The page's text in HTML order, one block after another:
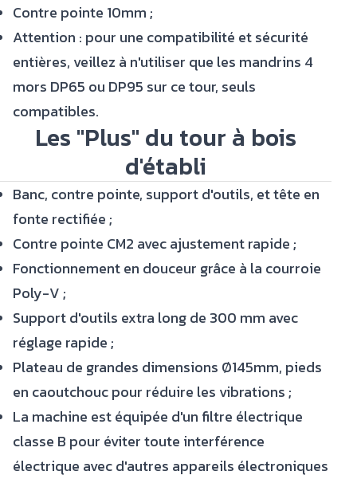
Contre pointe 10mm ;
Attention : pour une compatibilité et sécurité
entières, veillez à n'utiliser que les mandrins 4
mors DP65 ou DP95 sur ce tour, seuls
compatibles.
Les "Plus" du tour à bois
d'établi
Banc, contre pointe, support d'outils, et tête en
fonte rectifiée ;
Contre pointe CM2 avec ajustement rapide ;
Fonctionnement en douceur grâce à la courroie
Poly-V ;
Support d'outils extra long de 300 mm avec
réglage rapide ;
Plateau de grandes dimensions Ø145mm, pieds
en caoutchouc pour réduire les vibrations ;
La machine est équipée d'un filtre électrique
classe B pour éviter toute interférence
électrique avec d'autres appareils électroniques